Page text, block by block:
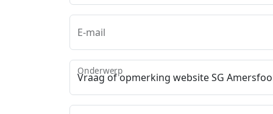
E-mail
Onderwerp